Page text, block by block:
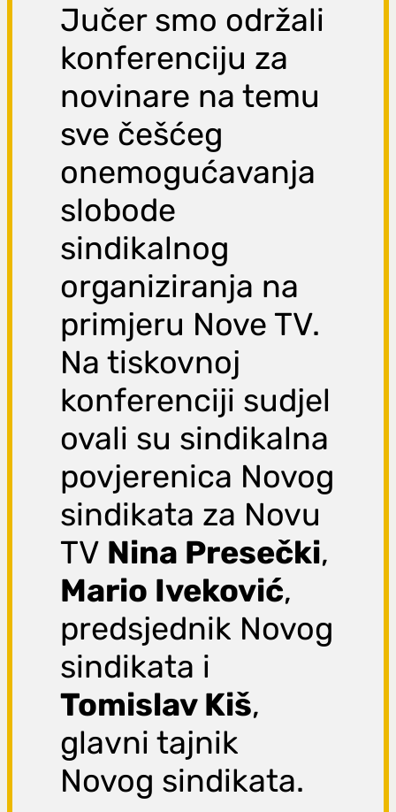
Jučer smo održali
konferenciju za
novinare na temu
sve češćeg
onemogućavanja
slobode
sindikalnog
organiziranja na
primjeru Nove TV.
Na tiskovnoj
konferenciji sudjel
ovali su sindikalna
povjerenica Novog
sindikata za Novu
TV Nina Presečki,
Mario Iveković,
predsjednik Novog
sindikata i
Tomislav Kiš,
glavni tajnik
Novog sindikata.